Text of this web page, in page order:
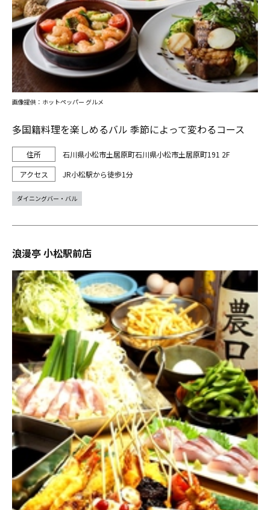
多国籍料理を楽しめるバル 季節によって変わるコース
石川県小松市土居原町石川県小松市土居原町191 2F
JR小松駅から徒歩1分
画像提供：ホットペッパー グルメ
ダイニングバー・バル
浪漫亭 小松駅前店